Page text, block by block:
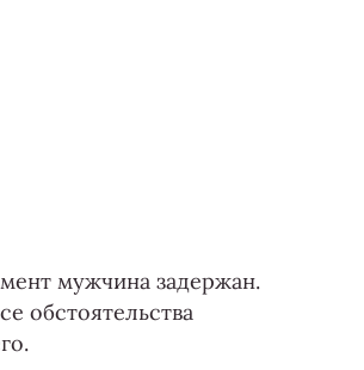
мужчина задержан.
обстоятельства